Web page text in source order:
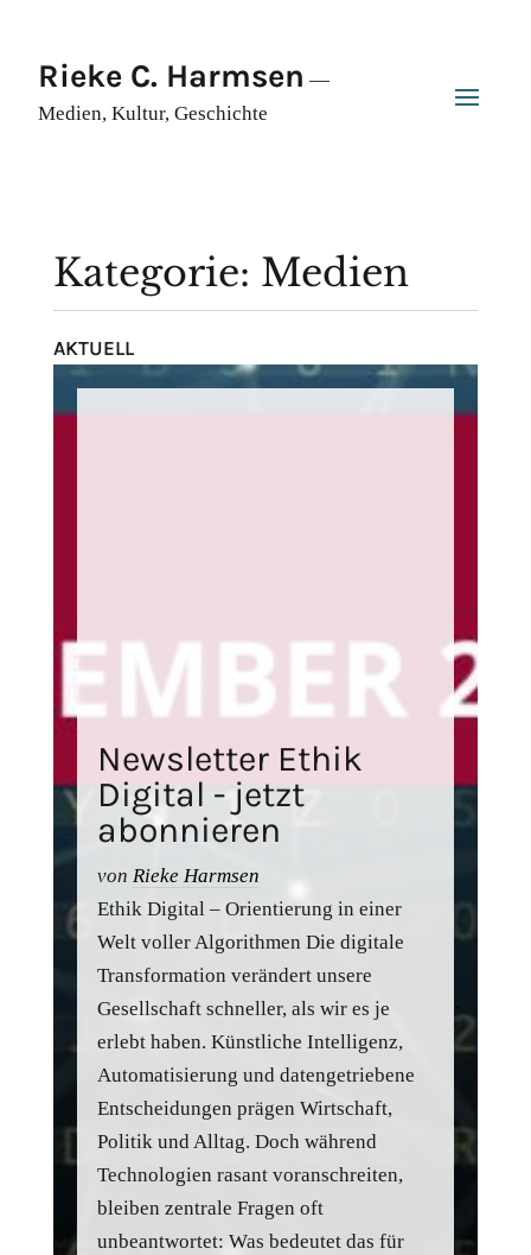
Rieke C. Harmsen —
Medien, Kultur, Geschichte
Kategorie: Medien
AKTUELL
Newsletter Ethik
Digital - jetzt
abonnieren
von Rieke Harmsen
Ethik Digital – Orientierung in einer
Welt voller Algorithmen Die digitale
Transformation verändert unsere
Gesellschaft schneller, als wir es je
erlebt haben. Künstliche Intelligenz,
Automatisierung und datengetriebene
Entscheidungen prägen Wirtschaft,
Politik und Alltag. Doch während
Technologien rasant voranschreiten,
bleiben zentrale Fragen oft
unbeantwortet: Was bedeutet das für